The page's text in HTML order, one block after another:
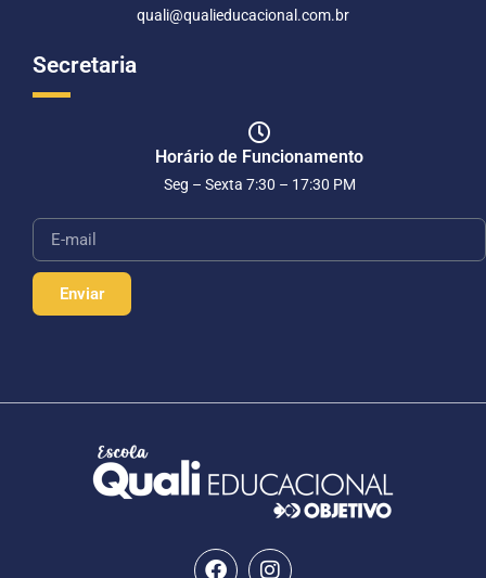
quali@qualieducacional.com.br
Secretaria
Horário de Funcionamento
Seg – Sexta 7:30 – 17:30 PM
Enviar